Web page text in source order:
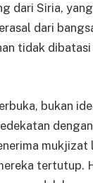
dari Siria,
dari
tidak
bukan
tertutup.